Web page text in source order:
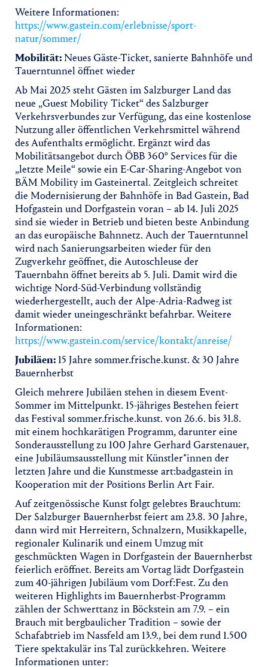
Weitere Informationen:
https://www.gastein.com/erlebnisse/sport-
natur/sommer/
Mobilität: Neues Gäste-Ticket, sanierte Bahnhöfe und
Tauerntunnel öffnet wieder
Ab Mai 2025 steht Gästen im Salzburger Land das
neue „Guest Mobility Ticket“ des Salzburger
Verkehrsverbundes zur Verfügung, das eine kostenlose
Nutzung aller öffentlichen Verkehrsmittel während
des Aufenthalts ermöglicht. Ergänzt wird das
Mobilitätsangebot durch ÖBB 360° Services für die
„letzte Meile“ sowie ein E-Car-Sharing-Angebot von
BÄM Mobility im Gasteinertal. Zeitgleich schreitet
die Modernisierung der Bahnhöfe in Bad Gastein, Bad
Hofgastein und Dorfgastein voran – ab 14. Juli 2025
sind sie wieder in Betrieb und bieten beste Anbindung
an das europäische Bahnnetz. Auch der Tauerntunnel
wird nach Sanierungsarbeiten wieder für den
Zugverkehr geöffnet, die Autoschleuse der
Tauernbahn öffnet bereits ab 5. Juli. Damit wird die
wichtige Nord-Süd-Verbindung vollständig
wiederhergestellt, auch der Alpe-Adria-Radweg ist
damit wieder uneingeschränkt befahrbar. Weitere
Informationen:
https://www.gastein.com/service/kontakt/anreise/
Jubiläen: 15 Jahre sommer.frische.kunst. & 30 Jahre
Bauernherbst
Gleich mehrere Jubiläen stehen in diesem Event-
Sommer im Mittelpunkt. 15-jähriges Bestehen feiert
das Festival sommer.frische.kunst. von 26.6. bis 31.8.
mit einem hochkarätigen Programm, darunter eine
Sonderausstellung zu 100 Jahre Gerhard Garstenauer,
eine Jubiläumsausstellung mit Künstler*innen der
letzten Jahre und die Kunstmesse art:badgastein in
Kooperation mit der Positions Berlin Art Fair.
Auf zeitgenössische Kunst folgt gelebtes Brauchtum:
Der Salzburger Bauernherbst feiert am 23.8. 30 Jahre,
dann wird mit Herreitern, Schnalzern, Musikkapelle,
regionaler Kulinarik und einem Umzug mit
geschmückten Wagen in Dorfgastein der Bauernherbst
feierlich eröffnet. Bereits am Vortag lädt Dorfgastein
zum 40-jährigen Jubiläum vom Dorf:Fest. Zu den
weiteren Highlights im Bauernherbst-Programm
zählen der Schwerttanz in Böckstein am 7.9. – ein
Brauch mit bergbaulicher Tradition – sowie der
Schafabtrieb im Nassfeld am 13.9., bei dem rund 1.500
Tiere spektakulär ins Tal zurückkehren. Weitere
Informationen unter: